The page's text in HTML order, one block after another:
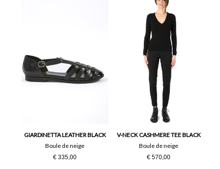
GIARDINETTA LEATHER BLACK
Boule de neige
€ 335,00
V-NECK CASHMERE TEE BLACK
Boule de neige
€ 570,00